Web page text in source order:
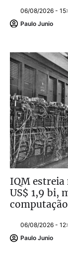
06/08/2026 -
Paulo Junio
IQM estreia
US$ 1,9 bi,
06/08/2026 -
Paulo Junio